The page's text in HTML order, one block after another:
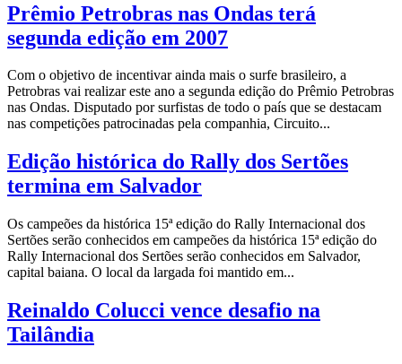
Prêmio Petrobras nas Ondas terá
segunda edição em 2007
Com o objetivo de incentivar ainda mais o surfe brasileiro, a
Petrobras vai realizar este ano a segunda edição do Prêmio Petrobras
nas Ondas. Disputado por surfistas de todo o país que se destacam
nas competições patrocinadas pela companhia, Circuito...
Edição histórica do Rally dos Sertões
termina em Salvador
Os campeões da histórica 15ª edição do Rally Internacional dos
Sertões serão conhecidos em campeões da histórica 15ª edição do
Rally Internacional dos Sertões serão conhecidos em Salvador,
capital baiana. O local da largada foi mantido em...
Reinaldo Colucci vence desafio na
Tailândia